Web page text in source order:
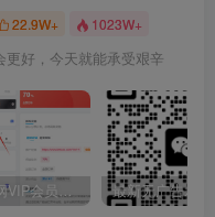
22.9W+ 1023W+
更好，今天就能承受艰辛
开通百盟网VIP会员，尊享全站资源免费下载，享70%的推广提成！！【限时五折优惠】